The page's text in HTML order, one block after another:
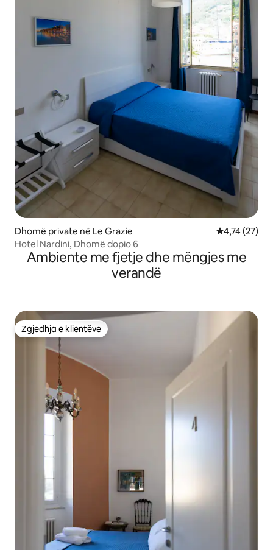
Dhomë private në Le Grazie Vlerësimi
4,74 (27)
Hotel Nardini, Dhomë dopio 6
Ambiente me fjetje dhe mëngjes me
verandë
Zgjedhja e klientëve
Zgjedhja e klientëve